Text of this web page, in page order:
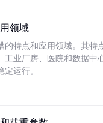
领域
的特点和应用领域。其
工业厂房、医院和数据
运行。